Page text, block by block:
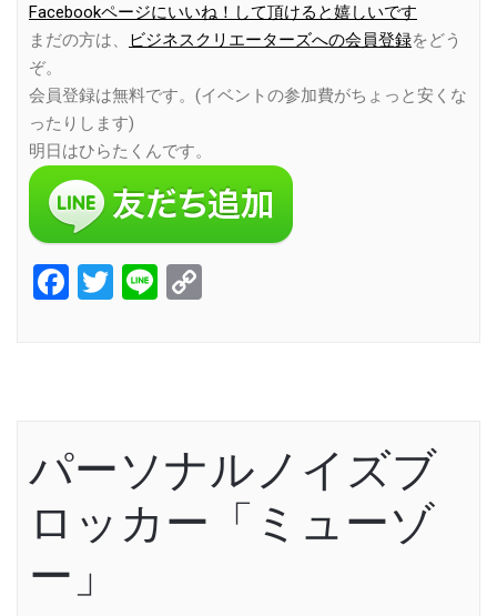
Facebookページにいいね！して頂けると嬉しいです
まだの方は、
ビジネスクリエーターズへの会員登録をどう
ぞ。
会員登録は無料です。(イベントの参加費がちょっと安くな
ったりします)
明日はひらたくんです。
Facebook
Twitter
Line
パーソナルノイズブ
ロッカー「ミューゾ
ー」